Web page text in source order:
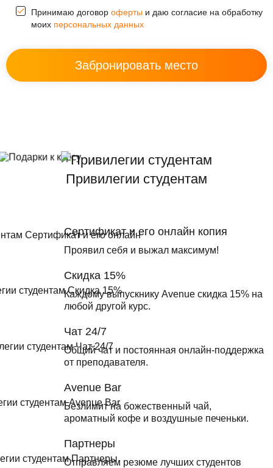
Принимаю договор оферты и даю согласие на обработку
моих персональных данных
Привилегии студентам
Сертификат и его онлайн копия
Проявил себя и выжал максимум!
Скидка 15%
Каждому выпускнику Avenue скидка 15% на
любой другой курс.
Чат 24/7
Общий чат и постоянная онлайн-поддержка
от преподавателя.
Avenue Bar
Безлимит на божественный чай,
ароматный кофе и воздушные печеньки.
Партнеры
Отправляем резюме лучших студентов